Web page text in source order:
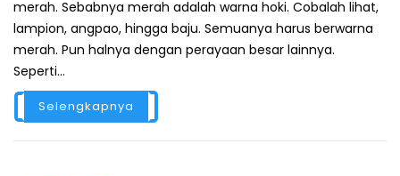
merah. Sebabnya merah adalah warna hoki. Cobalah lihat,
lampion, angpao, hingga baju. Semuanya harus berwarna
merah. Pun halnya dengan perayaan besar lainnya.
Seperti...
Selengkapnya